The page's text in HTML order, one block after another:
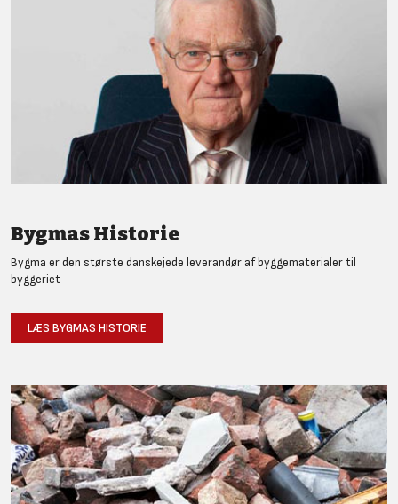
Bygmas Historie
Bygma er den største danskejede leverandør af byggematerialer til
byggeriet
LÆS BYGMAS HISTORIE